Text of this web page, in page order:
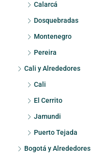
Calarcá
Dosquebradas
Montenegro
Pereira
Cali y Alrededores
Cali
El Cerrito
Jamundi
Puerto Tejada
Bogotá y Alrededores